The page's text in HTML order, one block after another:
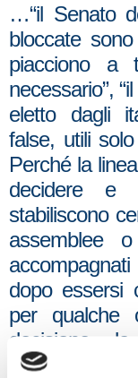
…“il Senato
bloccate
piacciono a
necessario”,
eletto dagli
false, utili
Perché la
decidere
stabiliscono
assemblee
dopo essersi
per
decisione
sottoposti